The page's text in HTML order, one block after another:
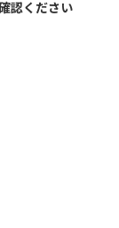
認ください